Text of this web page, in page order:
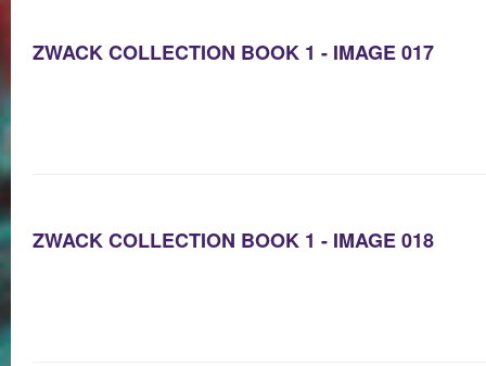
ZWACK COLLECTION BOOK 1 - IMAGE 017
ZWACK COLLECTION BOOK 1 - IMAGE 018